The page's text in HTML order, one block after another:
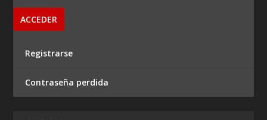
Registrarse
Contraseña perdida